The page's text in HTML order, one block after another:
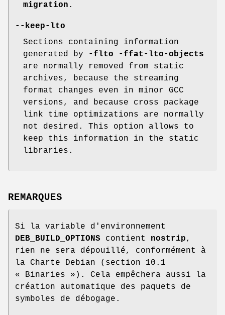
migration .
--keep-lto
Sections containing information
generated by
-flto -ffat-lto-objects
are normally removed from static
archives, because the streaming
format changes even in minor GCC
versions, and because cross package
link time optimizations are normally
not desired. This option allows to
keep this information in the static
libraries.
REMARQUES
Si la variable d'environnement
DEB_BUILD_OPTIONS contient nostrip,
rien ne sera dépouillé, conformément à
la Charte Debian (section 10.1
« Binaries »). Cela empêchera aussi la
création automatique des paquets de
symboles de débogage.